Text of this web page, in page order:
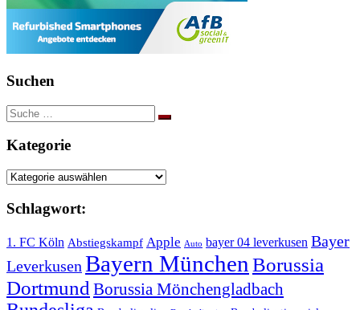
Suchen
Suche
nach:
Kategorie
Kategorie
Schlagwort:
1. FC Köln Abstiegskampf Apple Auto bayer 04 leverkusen Bayer
Leverkusen Bayern München Borussia
Dortmund Borussia Mönchengladbach